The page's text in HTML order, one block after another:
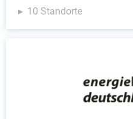
10 Standorte